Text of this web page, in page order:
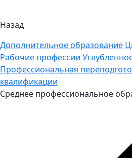
Назад
Дополнительное образование
Рабочие профессии
Профессиональная
квалификации
Среднее профессиональное